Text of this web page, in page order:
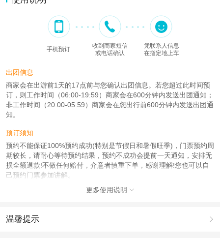
手机预订
收到商家短信
或电话确认
凭联系人信息
在指定地上车
出团信息
商家会在出游前1天的17点前与您确认出团信息。若您超过此时间预
订，则工作时间（06:00-19:59）商家会在600分钟内发送出团通知；
非工作时间（20:00-05:59）商家会在您出行前600分钟内发送出团通
知。
预订须知
预约不能保证100%预约成功(特别是节假日和暑假旺季)，门票预约周
期较长，请耐心等待预约结果，预约不成功会提前一天通知，安排无
损全额退款!不做任何赔付，介意者慎重下单，感谢理解!您也可以自
己预约门票参加讲解。
费用不含:交通、个人消费
更多使用说明 
温馨提示 